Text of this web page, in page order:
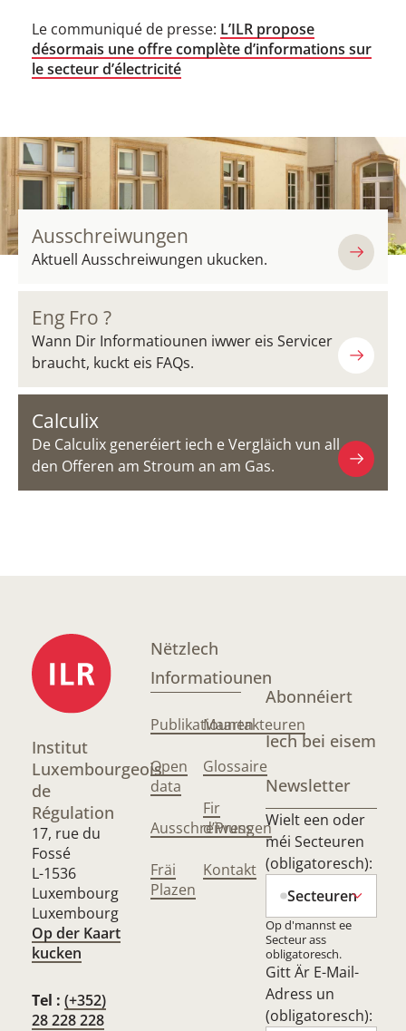
Le communiqué de presse: L’ILR propose
désormais une offre complète d’informations sur
le secteur d’électricité
Ausschreiwungen
Aktuell Ausschreiwungen ukucken.
Eng Fro ?
Wann Dir Informatiounen iwwer eis Servicer
braucht, kuckt eis FAQs.
Calculix
De Calculix generéiert iech e Vergläich vun all
den Offeren am Stroum an am Gas.
Institut
Luxembourgeois
de
Régulation
17, rue du
Fossé
L-1536
Luxembourg
Luxembourg
Op der Kaart
kucken
Tel : (+352)
28 228 228
Nëtzlech
Informatiounen
Publikatiounen
Open
data
Ausschreiwungen
Fräi
Plazen
Maartakteuren
Glossaire
Fir
d’Press
Kontakt
Abonnéiert
Iech bei eisem
Newsletter
Wielt een oder
méi Secteuren
(obligatoresch):
Secteuren
Op d'mannst ee
Secteur ass
obligatoresch.
Gitt Är E-Mail-
Adress un
(obligatoresch):